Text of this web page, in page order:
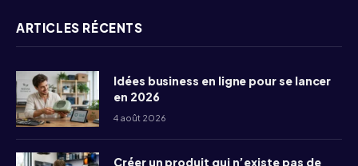
ARTICLES RÉCENTS
Idées business en ligne pour se lancer
en 2026
4 août 2026
Créer un produit qui n’existe pas de